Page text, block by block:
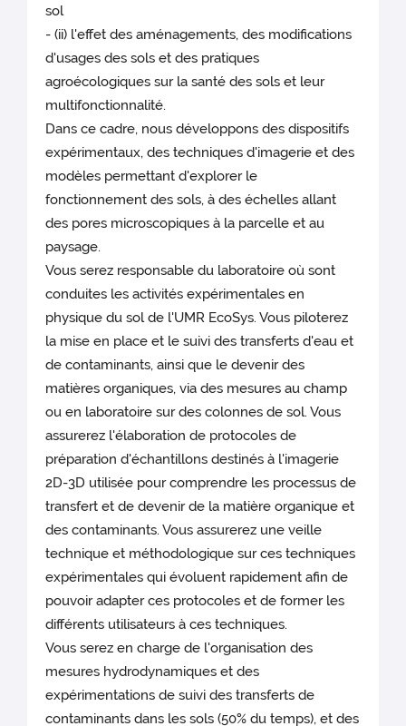
sol
- (ii) l'effet des aménagements, des modifications
d'usages des sols et des pratiques
agroécologiques sur la santé des sols et leur
multifonctionnalité.
Dans ce cadre, nous développons des dispositifs
expérimentaux, des techniques d'imagerie et des
modèles permettant d'explorer le
fonctionnement des sols, à des échelles allant
des pores microscopiques à la parcelle et au
paysage.
Vous serez responsable du laboratoire où sont
conduites les activités expérimentales en
physique du sol de l'UMR EcoSys. Vous piloterez
la mise en place et le suivi des transferts d'eau et
de contaminants, ainsi que le devenir des
matières organiques, via des mesures au champ
ou en laboratoire sur des colonnes de sol. Vous
assurerez l'élaboration de protocoles de
préparation d'échantillons destinés à l'imagerie
2D-3D utilisée pour comprendre les processus de
transfert et de devenir de la matière organique et
des contaminants. Vous assurerez une veille
technique et méthodologique sur ces techniques
expérimentales qui évoluent rapidement afin de
pouvoir adapter ces protocoles et de former les
différents utilisateurs à ces techniques.
Vous serez en charge de l'organisation des
mesures hydrodynamiques et des
expérimentations de suivi des transferts de
contaminants dans les sols (50% du temps), et des